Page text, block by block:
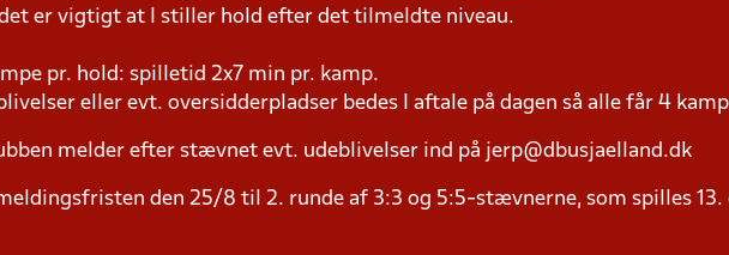
er vigtigt at I stiller hold efter det tilmeldte niveau.
pr. hold: spilletid 2x7 min pr. kamp.
eller evt. oversidderpladser bedes I aftale på dagen så alle får 4
melder efter stævnet evt. udeblivelser ind på jerp@dbusjaelland.dk
den 25/8 til 2. runde af 3:3 og 5:5-stævnerne, som spilles 13.